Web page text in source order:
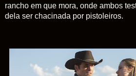
rancho em que mora, onde ambos
dela ser chacinada por pistoleiros.